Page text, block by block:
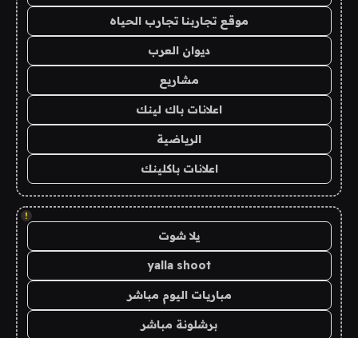
موقع تجاربنا تجارب الحياه
ديوان العرب
مشاريع
اعلانات باك لينك
الرياضية
اعلانات باكلينك
!
يلا شوت
yalla shoot
مباريات اليوم مباشر
برشلونة مباشر